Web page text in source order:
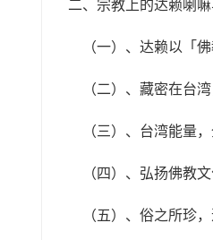
二、宗教上的达赖喇嘛
（一）、达赖以「佛
（二）、藏密在台湾，
（三）、台湾能量，全
（四）、弘扬佛教文化
（五）、俗之所珍，